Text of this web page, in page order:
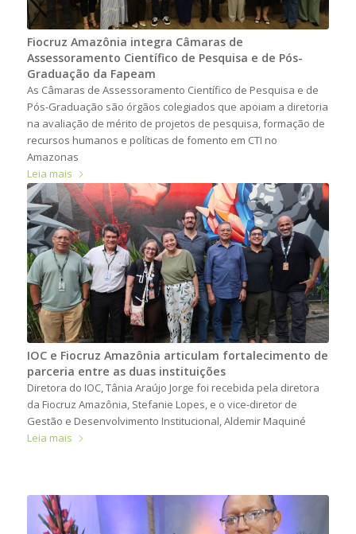
Fiocruz Amazônia integra Câmaras de
Assessoramento Científico de Pesquisa e de Pós-
Graduação da Fapeam
As Câmaras de Assessoramento Científico de Pesquisa e de
Pós-Graduação são órgãos colegiados que apoiam a diretoria
na avaliação de mérito de projetos de pesquisa, formação de
recursos humanos e políticas de fomento em CTI no
Amazonas
Leia mais
IOC e Fiocruz Amazônia articulam fortalecimento de
parceria entre as duas instituições
Diretora do IOC, Tânia Araújo Jorge foi recebida pela diretora
da Fiocruz Amazônia, Stefanie Lopes, e o vice-diretor de
Gestão e Desenvolvimento Institucional, Aldemir Maquiné
Leia mais